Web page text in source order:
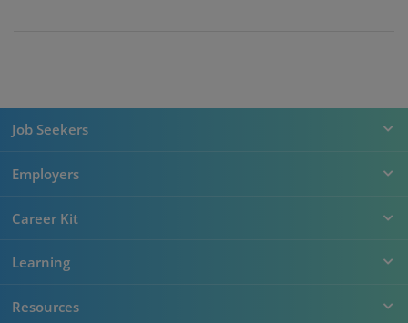
Job Seekers
Employers
Career Kit
Learning
Resources